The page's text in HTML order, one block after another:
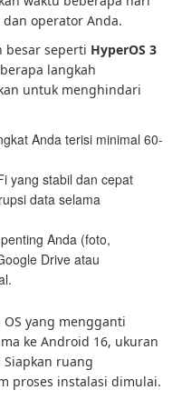
operator Anda.
besar seperti HyperOS 3
langkah
untuk menghindari
Anda terisi minimal 60-
yang stabil dan cepat
data selama
Anda (foto,
Drive atau
yang mengganti
ke Android 16, ukuran
ruang
proses instalasi dimulai.